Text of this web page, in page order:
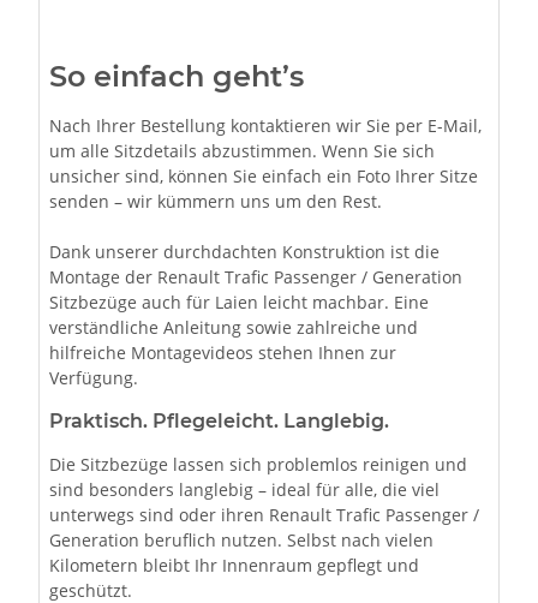
So einfach geht’s
Nach Ihrer Bestellung kontaktieren wir Sie per E-Mail,
um alle Sitzdetails abzustimmen. Wenn Sie sich
unsicher sind, können Sie einfach ein Foto Ihrer Sitze
senden – wir kümmern uns um den Rest.
Dank unserer durchdachten Konstruktion ist die
Montage der Renault Trafic Passenger / Generation
Sitzbezüge auch für Laien leicht machbar. Eine
verständliche Anleitung sowie zahlreiche und
hilfreiche Montagevideos stehen Ihnen zur
Verfügung.
Praktisch. Pflegeleicht. Langlebig.
Die Sitzbezüge lassen sich problemlos reinigen und
sind besonders langlebig – ideal für alle, die viel
unterwegs sind oder ihren Renault Trafic Passenger /
Generation beruflich nutzen. Selbst nach vielen
Kilometern bleibt Ihr Innenraum gepflegt und
geschützt.